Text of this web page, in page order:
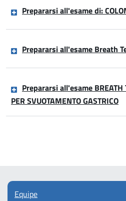
Prepararsi all'esame di:
Prepararsi all'esame Breath
Prepararsi all'esame BREATH
PER SVUOTAMENTO GASTRICO
Equipe